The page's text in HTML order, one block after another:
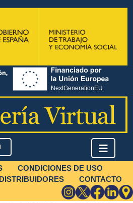
CONDICIONES DE USO
CONTACTO